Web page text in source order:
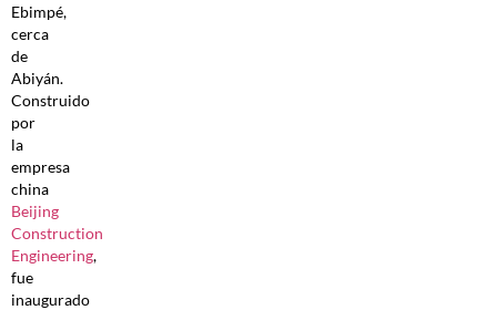
Ebimpé,
cerca
de
Abiyán.
Construido
por
la
empresa
china
Beijing
Construction
Engineering,
fue
inaugurado